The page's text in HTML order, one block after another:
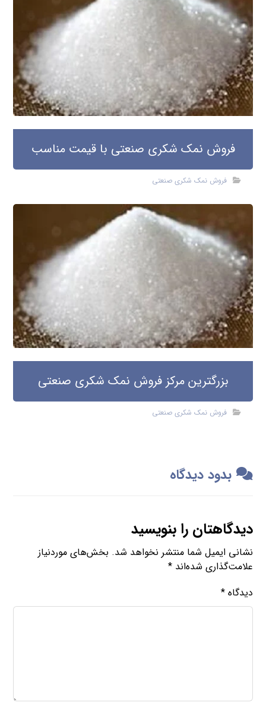
فروش نمک شکری صنعتی با قیمت مناسب
فروش نمک شکری صنعتی
بزرگترین مرکز فروش نمک شکری صنعتی
فروش نمک شکری صنعتی
بدود دیدگاه
دیدگاهتان را بنویسید
نشانی ایمیل شما منتشر نخواهد شد. بخش‌های موردنیاز
علامت‌گذاری شده‌اند*
دیدگاه*